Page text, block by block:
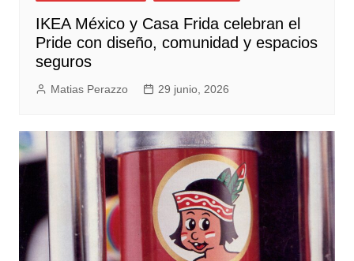
IKEA México y Casa Frida celebran el
Pride con diseño, comunidad y espacios
seguros
Matias Perazzo 29 junio, 2026